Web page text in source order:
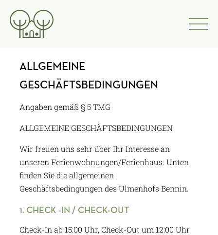
Inhalt
springen
ALLGEMEINE
GESCHÄFTSBEDINGUNGEN
Angaben gemäß § 5 TMG
ALLGEMEINE GESCHÄFTSBEDINGUNGEN
Wir freuen uns sehr über Ihr Interesse an
unseren Ferienwohnungen/Ferienhaus. Unten
finden Sie die allgemeinen
Geschäftsbedingungen des Ulmenhofs Bennin.
1. CHECK -IN / CHECK-OUT
Check-In ab 15:00 Uhr, Check-Out um 12:00 Uhr